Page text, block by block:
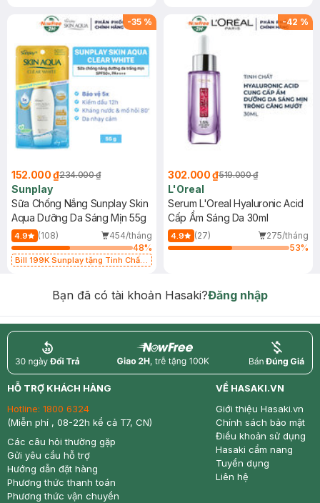
-35 %
152.000 ₫234.000 ₫
Sunplay
Sữa Chống Nắng Sunplay Skin
Aqua Dưỡng Da Sáng Mịn 55g
4.9 (108)
454/tháng
48%
Bill 199K Sunplay tặng Tinh Chất
-42 %
302.000 ₫519.000 ₫
L'Oreal
Serum L'Oreal Hyaluronic Acid
Cấp Ẩm Sáng Da 30ml
4.9 (27)
275/tháng
53%
Bạn đã có tài khoản Hasaki?Đăng nhập
return nowfree price
HỖ TRỢ KHÁCH HÀNG
Hotline: 1800 6324
(Miễn phí , 08-22h kể cả T7, CN)
Các câu hỏi thường gặp
Gửi yêu cầu hỗ trợ
Hướng dẫn đặt hàng
Phương thức thanh toán
Phương thức vận chuyển
VỀ HASAKI.VN
Giới thiệu Hasaki.vn
Chính sách bảo mật
Điều khoản sử dụng
Hasaki cẩm nang
Tuyển dụng
Liên hệ